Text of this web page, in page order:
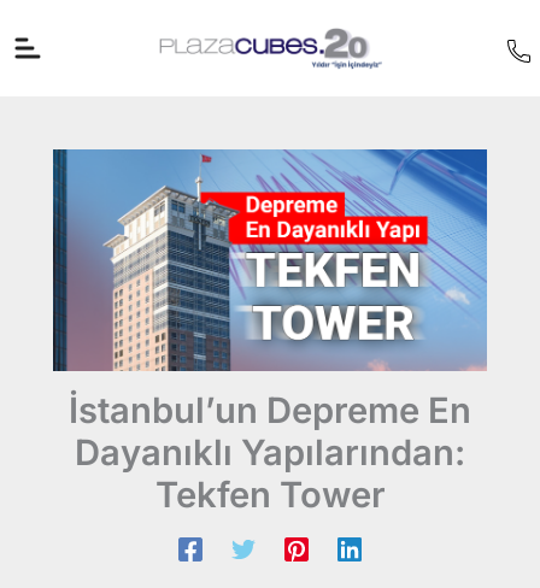
atla
İstanbul’un Depreme En
Dayanıklı Yapılarından:
Tekfen Tower